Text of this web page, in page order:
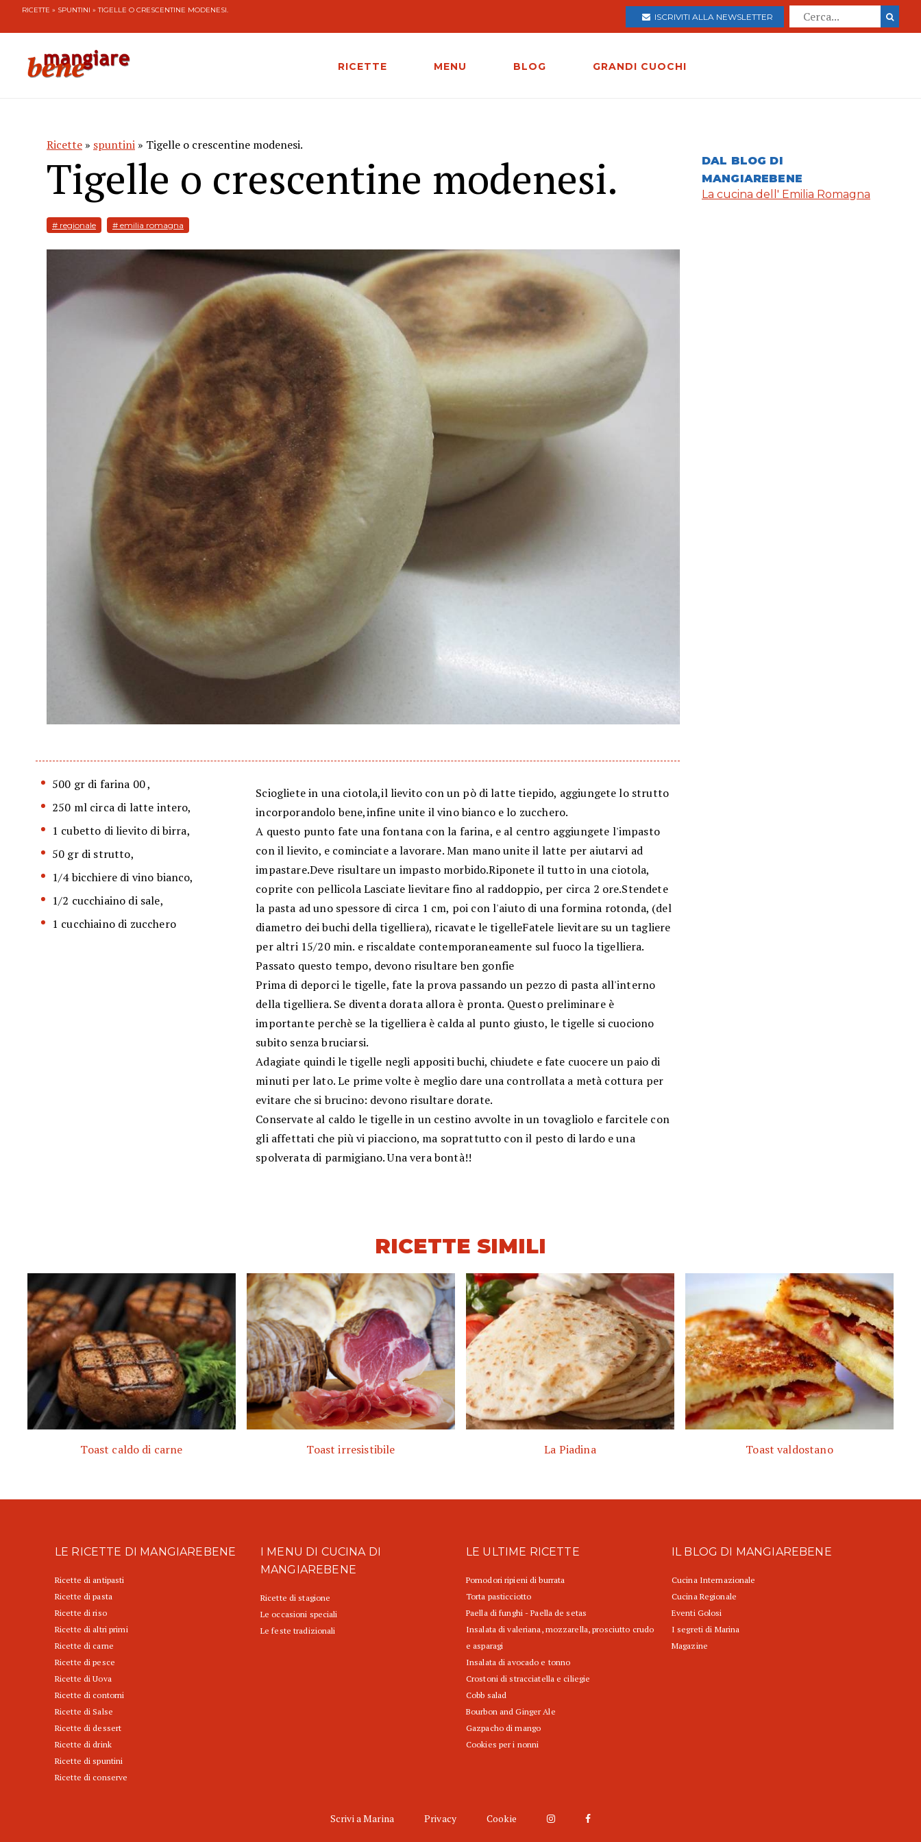
RICETTE » SPUNTINI » TIGELLE O CRESCENTINE MODENESI.
ISCRIVITI ALLA NEWSLETTER
RICETTE MENU BLOG GRANDI CUOCHI
Ricette » spuntini » Tigelle o crescentine modenesi.
Tigelle o crescentine modenesi.
# regionale # emilia romagna
500 gr di farina 00 ,
250 ml circa di latte intero,
1 cubetto di lievito di birra,
50 gr di strutto,
1/4 bicchiere di vino bianco,
1/2 cucchiaino di sale,
1 cucchiaino di zucchero
Sciogliete in una ciotola,il lievito con un pò di latte tiepido, aggiungete lo strutto
incorporandolo bene,infine unite il vino bianco e lo zucchero.
A questo punto fate una fontana con la farina, e al centro aggiungete l'impasto
con il lievito, e cominciate a lavorare. Man mano unite il latte per aiutarvi ad
impastare.Deve risultare un impasto morbido.Riponete il tutto in una ciotola,
coprite con pellicola Lasciate lievitare fino al raddoppio, per circa 2 ore.Stendete
la pasta ad uno spessore di circa 1 cm, poi con l'aiuto di una formina rotonda, (del
diametro dei buchi della tigelliera), ricavate le tigelleFatele lievitare su un tagliere
per altri 15/20 min. e riscaldate contemporaneamente sul fuoco la tigelliera.
Passato questo tempo, devono risultare ben gonfie
Prima di deporci le tigelle, fate la prova passando un pezzo di pasta all'interno
della tigelliera. Se diventa dorata allora è pronta. Questo preliminare è
importante perchè se la tigelliera è calda al punto giusto, le tigelle si cuociono
subito senza bruciarsi.
Adagiate quindi le tigelle negli appositi buchi, chiudete e fate cuocere un paio di
minuti per lato. Le prime volte è meglio dare una controllata a metà cottura per
evitare che si brucino: devono risultare dorate.
Conservate al caldo le tigelle in un cestino avvolte in un tovagliolo e farcitele con
gli affettati che più vi piacciono, ma soprattutto con il pesto di lardo e una
spolverata di parmigiano. Una vera bontà!!
DAL BLOG DI
MANGIAREBENE
La cucina dell' Emilia Romagna
RICETTE SIMILI
Toast caldo di carne Toast irresistibile La Piadina Toast valdostano
LE RICETTE DI MANGIAREBENE
Ricette di antipasti
Ricette di pasta
Ricette di riso
Ricette di altri primi
Ricette di carne
Ricette di pesce
Ricette di Uova
Ricette di contorni
Ricette di Salse
Ricette di dessert
Ricette di drink
Ricette di spuntini
Ricette di conserve
I MENU DI CUCINA DI
MANGIAREBENE
Ricette di stagione
Le occasioni speciali
Le feste tradizionali
LE ULTIME RICETTE
Pomodori ripieni di burrata
Torta pasticciotto
Paella di funghi - Paella de setas
Insalata di valeriana, mozzarella, prosciutto crudo
e asparagi
Insalata di avocado e tonno
Crostoni di stracciatella e ciliegie
Cobb salad
Bourbon and Ginger Ale
Gazpacho di mango
Cookies per i nonni
IL BLOG DI MANGIAREBENE
Cucina Internazionale
Cucina Regionale
Eventi Golosi
I segreti di Marina
Magazine
Scrivi a Marina Privacy Cookie